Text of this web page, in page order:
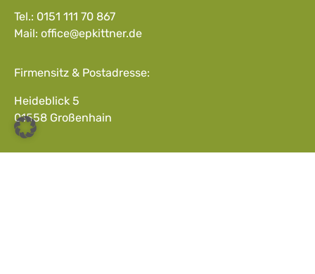
Tel.: 0151 111 70 867
Mail: office@epkittner.de
Firmensitz & Postadresse:
Heideblick 5
01558 Großenhain
Besucheradresse: